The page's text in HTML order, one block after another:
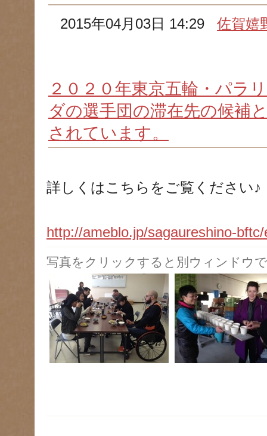
2015年04月03日 14:29佐賀嬉
２０２０年東京五輪・パラ
ダの選手団の滞在先の候補
されています。
詳しくはこちらをご覧ください♪
http://ameblo.jp/sagaureshino-
写真をクリックすると別ウィンドウ